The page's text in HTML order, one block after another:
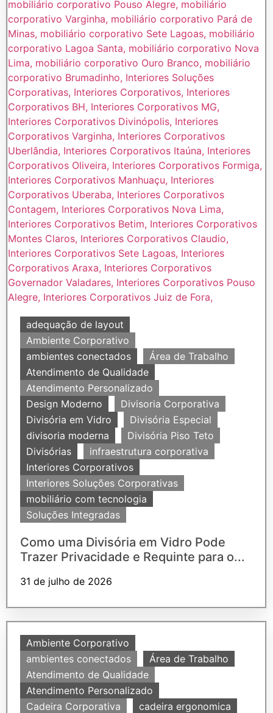
adequação de layout
Ambiente Corporativo
ambientes conectados
Área de Trabalho
Atendimento de Qualidade
Atendimento Personalizado
Design Moderno
Divisoria Corporativa
Divisória em Vidro
Divisória Especial
divisoria moderna
Divisória Piso Teto
Divisórias
infraestrutura corporativa
Interiores Corporativos
Interiores Soluções Corporativas
mobiliário com tecnologia
Soluções Integradas
Como uma Divisória em Vidro Pode
Trazer Privacidade e Requinte para o...
31 de julho de 2026
Ambiente Corporativo
ambientes conectados
Área de Trabalho
Atendimento de Qualidade
Atendimento Personalizado
Cadeira Corporativa
cadeira ergonomica